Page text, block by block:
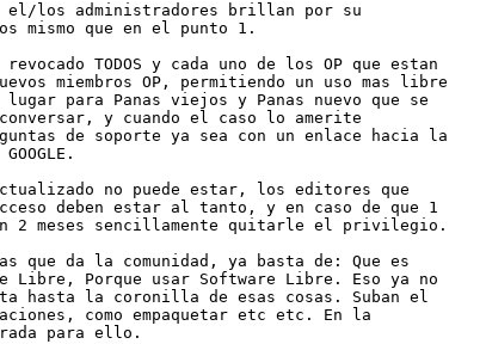
el/los administradores brillan por su
mismo que en el punto 1.
TODOS y cada uno de los OP que estan
miembros OP, permitiendo un uso mas libre
para Panas viejos y Panas nuevo que se
y cuando el caso lo amerite
de soporte ya sea con un enlace hacia la
no puede estar, los editores que
deben estar al tanto, y en caso de que 1
2 meses sencillamente quitarle el privilegio.
que da la comunidad, ya basta de: Que es
Libre, Porque usar Software Libre. Eso ya no
hasta la coronilla de esas cosas. Suban el
como empaquetar etc etc. En la
para ello.